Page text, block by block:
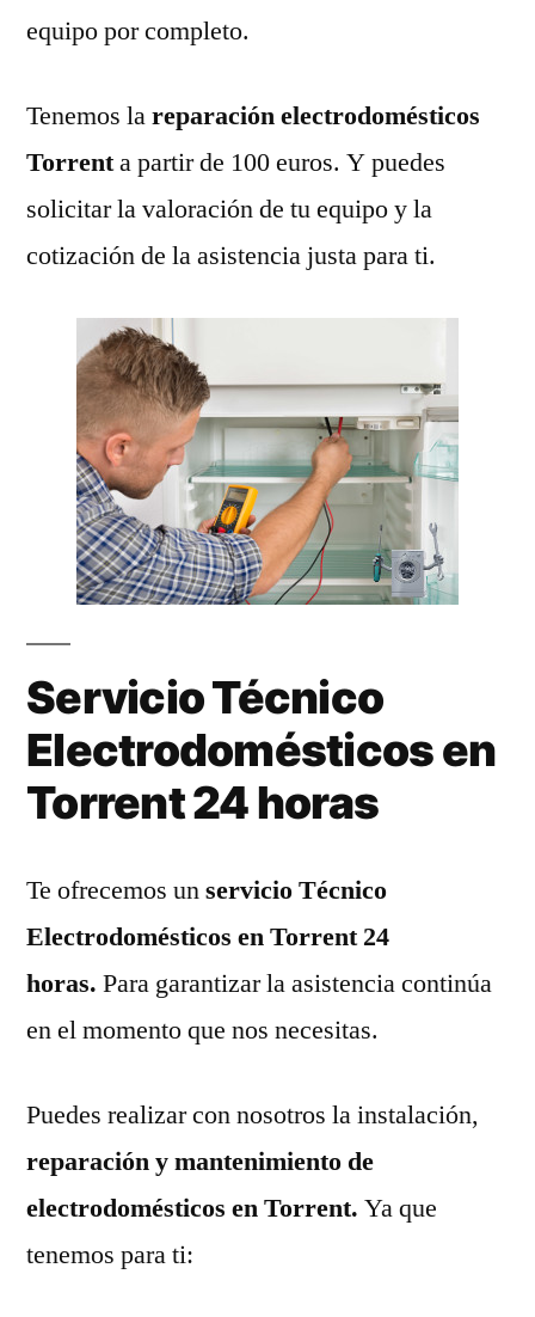
equipo por completo.
Tenemos lareparación electrodomésticos
Torrenta partir de 100 euros. Y puedes
solicitar la valoración de tu equipo y la
cotización de la asistencia justa para ti.
Servicio Técnico
Electrodomésticos en
Torrent 24 horas
Te ofrecemos unservicio Técnico
Electrodomésticos en Torrent 24
horas. Para garantizar la asistencia continúa
en el momento que nos necesitas.
Puedes realizar con nosotros la instalación,
reparación y mantenimiento de
electrodomésticos en Torrent. Ya que
tenemos para ti: